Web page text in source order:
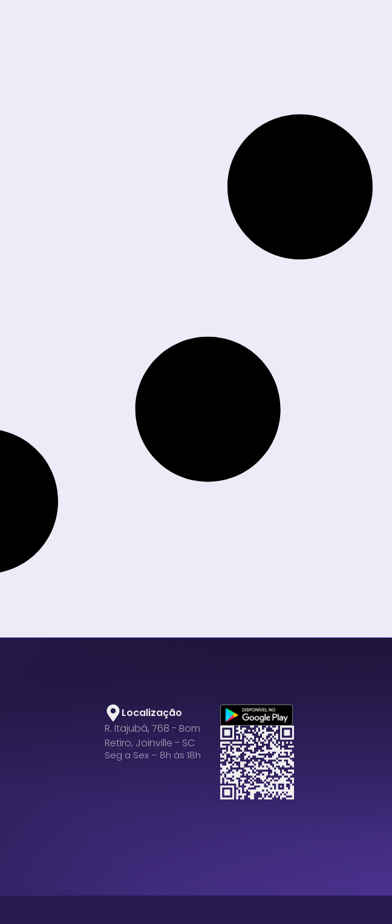
Localização
R. Itajubá, 768 - Bom
Retiro, Joinville - SC
Seg a Sex – 8h às 18h